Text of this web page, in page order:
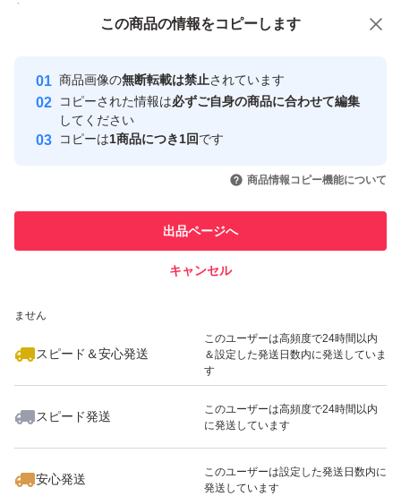
付与しています
安心取引出品者
心・安全なユーザーです
取引実績
引を完了させた実績があります
での取引実績があります
ません
スピード＆安心発送
このユーザーは高頻度で24時間以内
＆設定した発送日数内に発送していま
す
スピード発送
このユーザーは高頻度で24時間以内
に発送しています
安心発送
このユーザーは設定した発送日数内に
発送しています
この商品の情報をコピーします
商品画像の無断転載は禁止されています
コピーされた情報は必ずご自身の商品に合わせて編集
してください
コピーは1商品につき1回です
商品情報コピー機能について
出品ページへ
キャンセル
この商品をみている人にオススメ
いいね！
699